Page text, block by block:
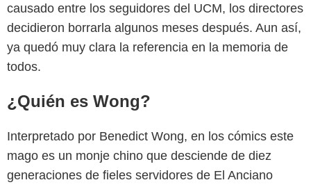
causado entre los seguidores del UCM, los directores
decidieron borrarla algunos meses después. Aun así,
ya quedó muy clara la referencia en la memoria de
todos.
¿Quién es Wong?
Interpretado por Benedict Wong, en los cómics este
mago es un monje chino que desciende de diez
generaciones de fieles servidores de El Anciano